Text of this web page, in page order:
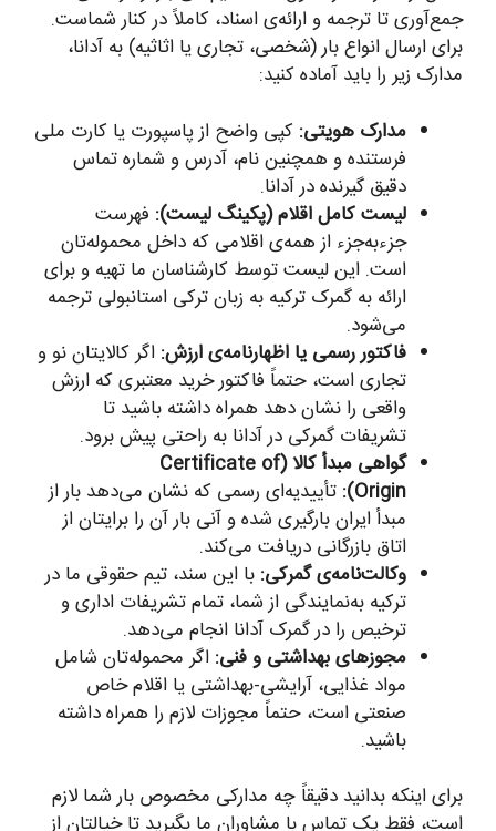
جمع‌آوری تا ترجمه و ارائه‌ی اسناد، کاملاً در کنار شماست.
برای ارسال انواع بار (شخصی، تجاری یا اثاثیه) به آدانا،
مدارک زیر را باید آماده کنید:
مدارک هویتی: کپی واضح از پاسپورت یا کارت ملی
فرستنده و همچنین نام، آدرس و شماره تماس
دقیق گیرنده در آدانا.
لیست کامل اقلام (پکینگ لیست): فهرست
جزء‌به‌جزء از همه‌ی اقلامی که داخل محموله‌تان
است. این لیست توسط کارشناسان ما تهیه و برای
ارائه به گمرک ترکیه به زبان ترکی استانبولی ترجمه
می‌شود.
فاکتور رسمی یا اظهارنامه‌ی ارزش: اگر کالایتان نو و
تجاری است، حتماً فاکتور خرید معتبری که ارزش
واقعی را نشان دهد همراه داشته باشید تا
تشریفات گمرکی در آدانا به راحتی پیش برود.
گواهی مبدأ کالا (Certificate of
Origin):
تأییدیه‌ای رسمی که نشان می‌دهد بار از
مبدأ ایران بارگیری شده و آنی بار آن را برایتان از
اتاق بازرگانی دریافت می‌کند.
وکالت‌نامه‌ی گمرکی: با این سند، تیم حقوقی ما در
ترکیه به‌نمایندگی از شما، تمام تشریفات اداری و
ترخیص را در گمرک آدانا انجام می‌دهد.
مجوزهای بهداشتی و فنی: اگر محموله‌تان شامل
مواد غذایی، آرایشی-بهداشتی یا اقلام خاص
صنعتی است، حتماً مجوزات لازم را همراه داشته
باشید.
برای اینکه بدانید دقیقاً چه مدارکی مخصوص بار شما لازم
است، فقط یک تماس با مشاوران ما بگیرید تا خیالتان از